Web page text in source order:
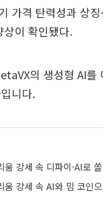
가격 탄력성과 상
이 확인됐다.
의 생성형 AI를
니다.
움 강세 속 디파이·AI로
움 강세 속 AI와 밈 코인